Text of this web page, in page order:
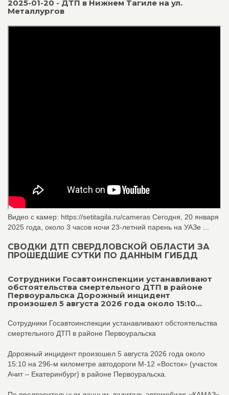
2025-01-20 - ДТП в Нижнем Тагиле на ул.
Металлургов
Видео с камер: https://setitagila.ru/cameras Сегодня, 20 января
2025 года, около 3 часов ночи 23-летний парень на УАЗе ...
СВОДКИ ДТП СВЕРДЛОВСКОЙ ОБЛАСТИ ЗА
ПРОШЕДШИЕ СУТКИ ПО ДАННЫМ ГИБДД
Сотрудники Госавтоинспекции устанавливают
обстоятельства смертельного ДТП в районе
Первоуральска Дорожный инцидент
произошел 5 августа 2026 года около 15:10...
Сотрудники Госавтоинспекции устанавливают обстоятельства
смертельного ДТП в районе Первоуральска
Дорожный инцидент произошел 5 августа 2026 года около
15:10 на 296-м километре автодороги М-12 «Восток» (участок
Ачит – Екатеринбург) в районе Первоуральска.